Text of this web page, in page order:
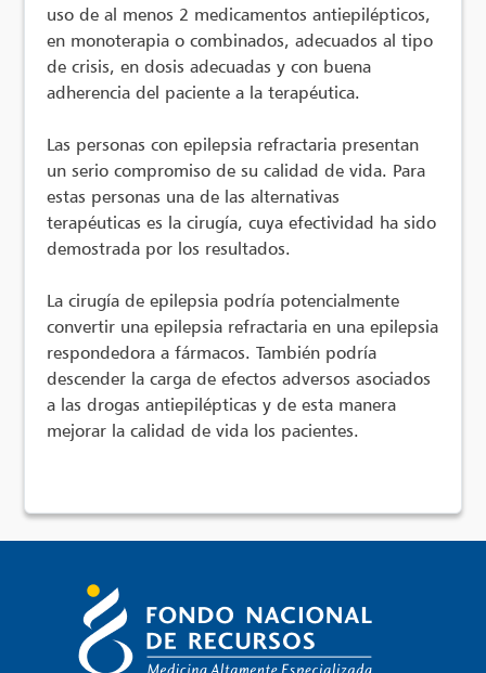
uso de al menos 2 medicamentos antiepilépticos,
en monoterapia o combinados, adecuados al tipo
de crisis, en dosis adecuadas y con buena
adherencia del paciente a la terapéutica.
Las personas con epilepsia refractaria presentan
un serio compromiso de su calidad de vida. Para
estas personas una de las alternativas
terapéuticas es la cirugía, cuya efectividad ha sido
demostrada por los resultados.
La cirugía de epilepsia podría potencialmente
convertir una epilepsia refractaria en una epilepsia
respondedora a fármacos. También podría
descender la carga de efectos adversos asociados
a las drogas antiepilépticas y de esta manera
mejorar la calidad de vida los pacientes.